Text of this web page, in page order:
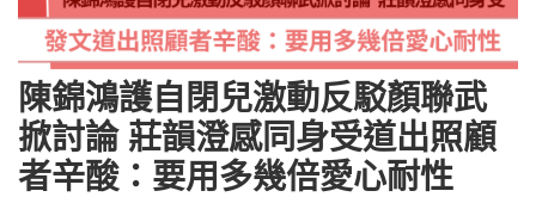
陳錦鴻護自閉兒激動反駁顏聯武
掀討論 莊韻澄感同身受道出照顧
者辛酸：要用多幾倍愛心耐性